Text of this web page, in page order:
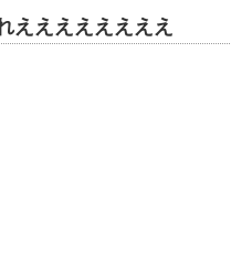
ええええええええ